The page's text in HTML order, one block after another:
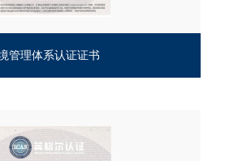
管理体系认证证书